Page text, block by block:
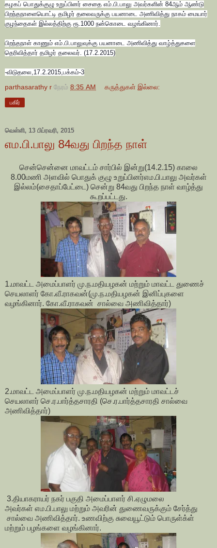
கழகப் பொதுக்குழு உறுப்பினர் சைதை எம்.பி.பாலு அவர்களின் 84ஆம் ஆண்டு
பிறந்தநாளையொட்டி தமிழர் தலைவருக்கு பயனாடை அணிவித்து நாகம் மையார்
குழந்தைகள் இல்லத்திற்கு ரூ.1000 நன்கொடை வழங்கினார்.
பிறந்தநாள் காணும் எம்.பி.பாலுவுக்கு பயனாடை அணிவித்து வாழ்த்துகளை
தெரிவித்தார் தமிழர் தலைவர். (17.2.2015)
-விடுதலை,17.2.2015,பக்கம்-3
parthasarathy r நேரம் 8:35 AM கருத்துகள் இல்லை:
பகிர்
வெள்ளி, 13 பிப்ரவரி, 2015
எம.பி.பாலு 84வது பிறந்த நாள்
சென்சென்னை மாவட்டம் சார்பில் இன்று(14.2.15) காலை
8.00மணி அளவில் பொதுக் குழு உறுப்பினர்எம.பி.பாலு அவர்கள்
இல்லம்(சைதாப்பேட்டை) சென்று 84வது பிறந்த நாள் வாழ்த்து
கூறப்பட்டது.
1.மாவட்ட அமைப்பாளர் மு.ந.மதியழகன் மற்றும் மாவட்ட துணைச்
செயலாளர் கோ.வீ.ராகவன்(மு.ந.மதியழகன் இனிப்புகளை
வழங்கினார். கோ.வீ.ராகவன் சால்வை அணிவித்தார்)
2.மாவட்ட அமைப்பாளர் மு.ந.மதியழகன் மற்றும் மாவட்டச்
செயலாளர் செ.ர.பார்த்தசாரதி (செ.ர.பார்த்தசாரதி சால்வை
அணிவித்தார்)
3.தியாகராயர் நகர் பகுதி அமைப்பாளர் சி.ஏழுமலை
அவர்கள் எம.பி.பாலு மற்றும் அவரின் துணைவருக்கும் சேர்த்து
சால்வை அணிவித்தார். உணவிற்கு சுவையூட்டும் பொருள்க்ள்
மற்றும் பழங்களை வழங்கினார்.